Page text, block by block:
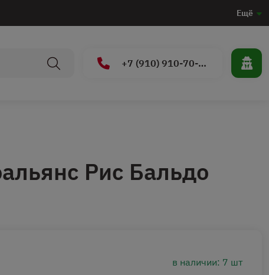
Ещё
+7 (910) 910-70-15
Рис Бальдо
в наличии: 7 шт